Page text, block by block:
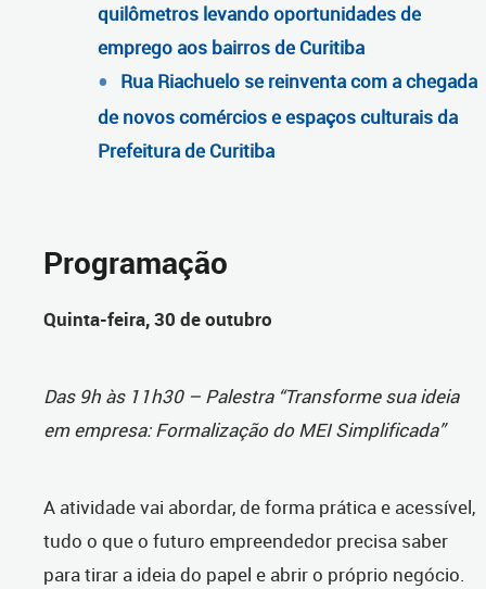
quilômetros levando oportunidades de
emprego aos bairros de Curitiba
Rua Riachuelo se reinventa com a chegada
de novos comércios e espaços culturais da
Prefeitura de Curitiba
Programação
Quinta-feira, 30 de outubro
Das 9h às 11h30 – Palestra “Transforme sua ideia
em empresa: Formalização do MEI Simplificada”
A atividade vai abordar, de forma prática e acessível,
tudo o que o futuro empreendedor precisa saber
para tirar a ideia do papel e abrir o próprio negócio.